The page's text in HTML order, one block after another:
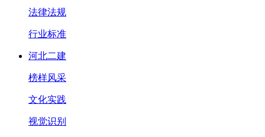
法律法规
行业标准
河北二建
榜样风采
文化实践
视觉识别